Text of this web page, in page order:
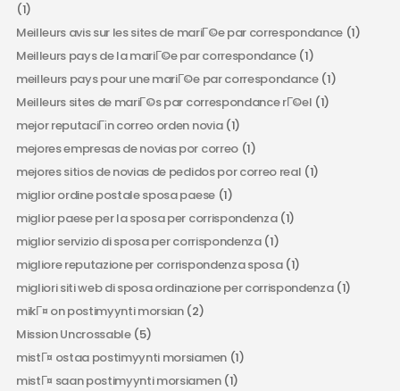
(1)
Meilleurs avis sur les sites de mariГ©e par correspondance (1)
Meilleurs pays de la mariГ©e par correspondance(1)
meilleurs pays pour une mariГ©e par correspondance(1)
Meilleurs sites de mariГ©s par correspondance rГ©el (1)
mejor reputaciГіn correo orden novia(1)
mejores empresas de novias por correo(1)
mejores sitios de novias de pedidos por correo real (1)
miglior ordine postale sposa paese(1)
miglior paese per la sposa per corrispondenza(1)
miglior servizio di sposa per corrispondenza(1)
migliore reputazione per corrispondenza sposa(1)
migliori siti web di sposa ordinazione per corrispondenza(1)
mikГ¤ on postimyynti morsian(2)
Mission Uncrossable(5)
mistГ¤ ostaa postimyynti morsiamen(1)
mistГ¤ saan postimyynti morsiamen(1)